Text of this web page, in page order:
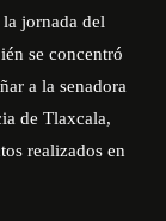
jornada del
se concentró
a la senadora
de Tlaxcala,
realizados en